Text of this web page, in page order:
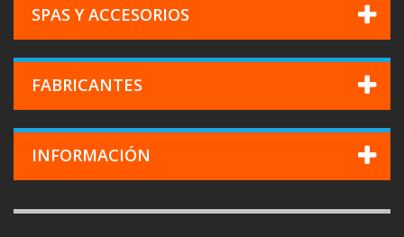
SPAS Y ACCESORIOS
FABRICANTES
INFORMACIÓN